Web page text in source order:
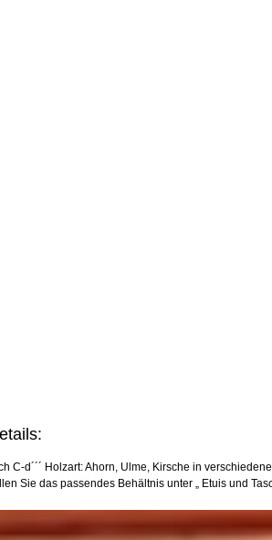
C-d´´´ Holzart: Ahorn, Ulme, Kirsche in
Sie das passendes Behältnis unter „ Etuis und